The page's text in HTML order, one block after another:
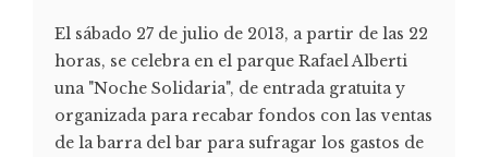
El sábado 27 de julio de 2013, a partir de las 22
horas, se celebra en el parque Rafael Alberti
una "Noche Solidaria", de entrada gratuita y
organizada para recabar fondos con las ventas
de la barra del bar para sufragar los gastos de